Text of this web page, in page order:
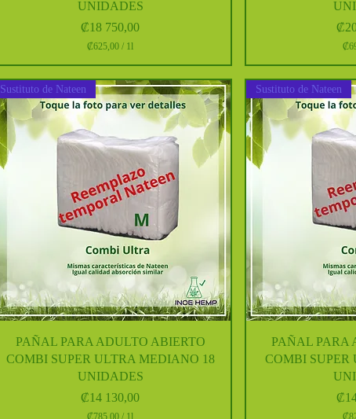
UNIDADES
Precio
₡18 750,00
₡625,00 / 1l
2
5
,
0
p
o
1
L
r
o
Vista rápida
Sustituto de Nateen
PAÑAL PARA ADULTO ABIERTO
COMBI SUPER ULTRA MEDIANO 18
UNIDADES
Precio
₡14 130,00
₡785,00 / 1l
Sustituto de Nateen
PAÑAL PARA
COMBI SUPER